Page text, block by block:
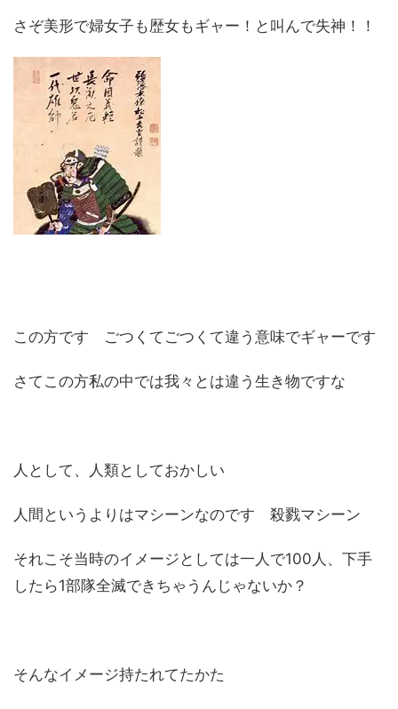
さぞ美形で婦女子も歴女もギャー！と叫んで失神！！
この方です ごつくてごつくて違う意味でギャーです
さてこの方私の中では我々とは違う生き物ですな
人として、人類としておかしい
人間というよりはマシーンなのです 殺戮マシーン
それこそ当時のイメージとしては一人で100人、下手
したら1部隊全滅できちゃうんじゃないか？
そんなイメージ持たれてたかた